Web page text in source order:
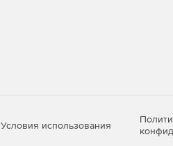
Условия использования